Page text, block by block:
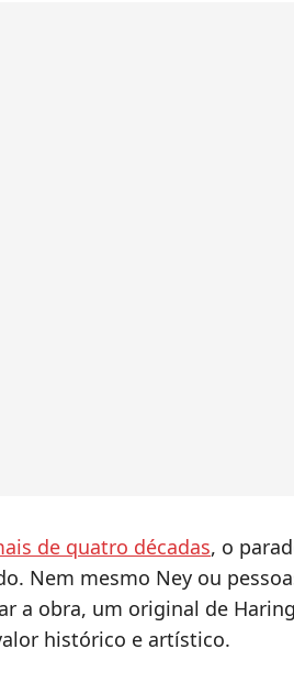
de quatro décadas, o
Nem mesmo Ney ou
a obra, um original de
histórico e artístico.